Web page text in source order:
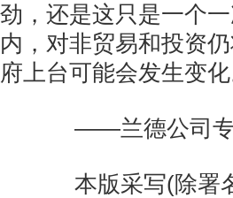
劲，还是这只是一个
内，对非贸易和投资
府上台可能会发生变化
——兰德公司专
本版采写(除署